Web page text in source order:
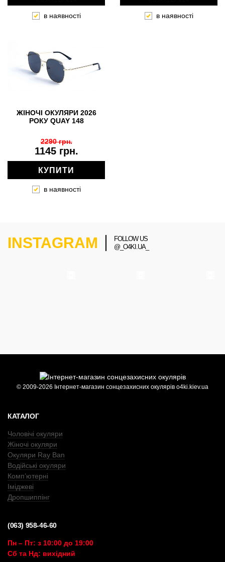
в наявності в наявності
ЖІНОЧІ ОКУЛЯРИ 2026
РОКУ QUAY 148
1145 грн.
2290 грн.
КУПИТИ
в наявності
INSTAGRAM
FOLLOW US
@_O4KI.UA_
© 2009-2026 Інтернет-магазин сонцезахисних окулярів o4ki.kiev.ua
КАТАЛОГ
Чоловічі окуляри
Жіночі окуляри
Окуляри Ray Ban
Водійські окуляри
Комп’ютерні
Іміджеві
Дропшиппінг
(063) 958-46-60
Пн – Пт: з 10:00 до 19:00
Сб та Нд: вихідний